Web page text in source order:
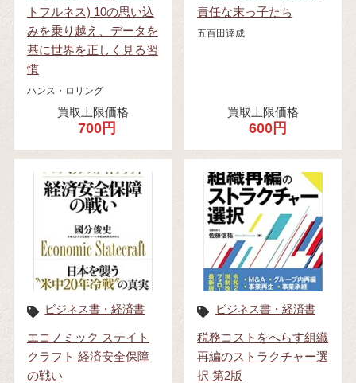
トフルネス) 10の思い込
みを乗り越え、データを
基に世界を正しく見る習
慣
ハンス・ロリング
買取上限価格
700円
責任な末っ子たち
五百田達成
買取上限価格
600円
ビジネス書・経済書
エコノミック ステイト
クラフト 経済安全保障
の戦い
ビジネス書・経済書
税務コストをへらす組織
再編のストラクチャー選
択 第2版